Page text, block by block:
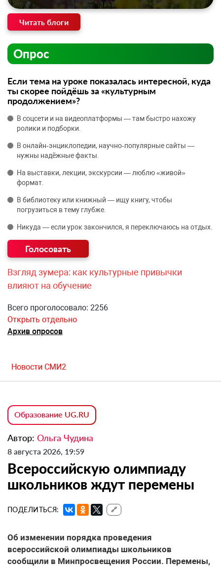
Читать блоги
Опрос
Если тема на уроке показалась интересной, куда
ты скорее пойдёшь за «культурным
продолжением»?
В соцсети и на видеоплатформы — там быстро нахожу
ролики и подборки.
В онлайн‑энциклопедии, научно‑популярные сайты —
нужны надёжные факты.
На выставки, лекции, экскурсии — люблю «живой»
формат.
В библиотеку или книжный — ищу книгу, чтобы
погрузиться в тему глубже.
Никуда — если урок закончился, я переключаюсь на отдых.
Взгляд зумера: как культурные привычки
влияют на обучение
Всего проголосовало: 2256
Открыть отдельно
Архив опросов
Новости СМИ2
Образование UG.RU
Автор: Ольга Чудина
8 августа 2026, 19:59
Всероссийскую олимпиаду
школьников ждут перемены
ПОДЕЛИТЬСЯ: 🔗
Об изменении порядка проведения
всероссийской олимпиады школьников
сообщили в Минпросвещения России. Перемены,